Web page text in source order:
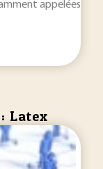
appelées
Latex